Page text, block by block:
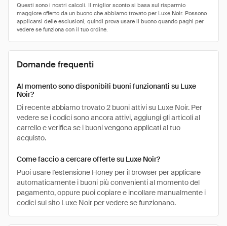
Domande frequenti
Al momento sono disponibili buoni funzionanti su Luxe
Noir?
Di recente abbiamo trovato 2 buoni attivi su Luxe Noir. Per
vedere se i codici sono ancora attivi, aggiungi gli articoli al
carrello e verifica se i buoni vengono applicati al tuo
acquisto.
Come faccio a cercare offerte su Luxe Noir?
Puoi usare l'estensione Honey per il browser per applicare
automaticamente i buoni più convenienti al momento del
pagamento, oppure puoi copiare e incollare manualmente i
codici sul sito Luxe Noir per vedere se funzionano.